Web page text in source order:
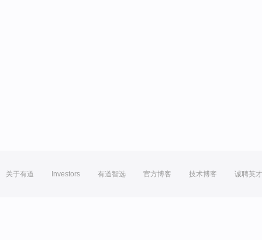
关于有道 Investors 有道智选 官方博客 技术博客 诚聘英才